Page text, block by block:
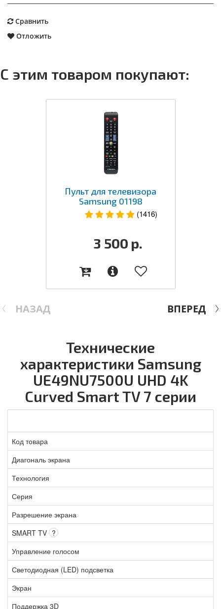
Сравнить
Отложить
С этим товаром покупают:
НАЗАД
Пульт для телевизора
Samsung 01198
(1416)
3 500 р.
ВПЕРЕД
Технические
характеристики Samsung
UE49NU7500U UHD 4K
Curved Smart TV 7 серии
Код товара
Диагональ экрана
Технология
Серия
Разрешение экрана
SMART TV ?
Управление голосом
Светодиодная (LED) подсветка
Экран
Поддержка 3D